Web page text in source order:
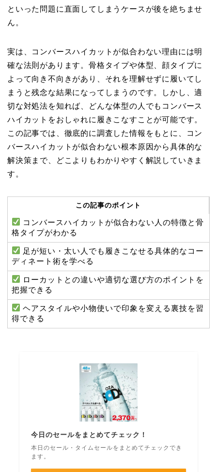
といった問題に直面してしまうケースが後を絶ちませ
ん。
実は、コンバースハイカットが似合わない理由には明
確な法則があります。骨格タイプや体型、顔タイプに
よって向き不向きがあり、それを理解せずに履いてし
まうと残念な結果になってしまうのです。しかし、適
切な対処法を知れば、どんな体型の人でもコンバース
ハイカットをおしゃれに履きこなすことが可能です。
この記事では、徹底的に調査した情報をもとに、コン
バースハイカットが似合わない根本原因から具体的な
解決策まで、どこよりもわかりやすく解説していきま
す。
この記事のポイント
コンバースハイカットが似合わない人の特徴と骨
格タイプがわかる
足が短い・太い人でも履きこなせる具体的なコー
ディネート術を学べる
ローカットとの違いや適切な選び方のポイントを
把握できる
ヘアスタイルや小物使いで印象を変える裏技を習
得できる
今日のセールをまとめてチェック！
本日のセール・タイムセールをまとめてチェックでき
ます。